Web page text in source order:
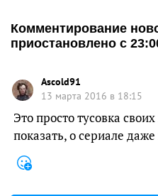
Комментирование
приостановлено с
Ascold91
13 марта 2016 в 18:15
Это просто тусовка
показать, о сериале